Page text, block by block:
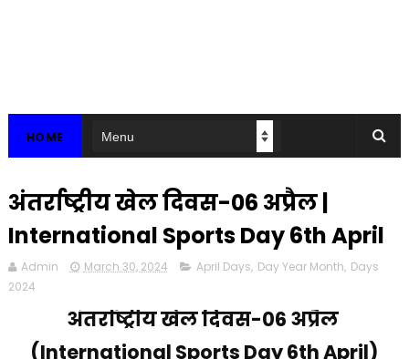
HOME
अंतर्राष्ट्रीय खेल दिवस-06 अप्रैल |
International Sports Day 6th April
Admin March 30, 2024 April Days, Day Year Month, Days
2024
अंतर्राष्ट्रीय खेल दिवस-06 अप्रैल
(International Sports Day 6th April)